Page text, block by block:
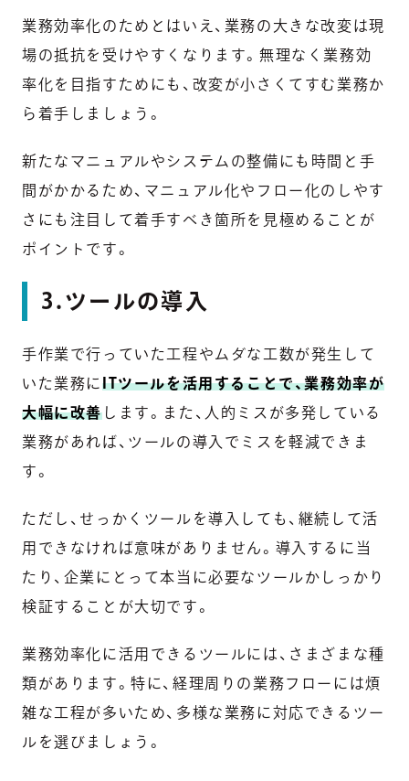
業務効率化のためとはいえ、業務の大きな改変は現
場の抵抗を受けやすくなります。無理なく業務効
率化を目指すためにも、改変が小さくてすむ業務か
ら着手しましょう。
新たなマニュアルやシステムの整備にも時間と手
間がかかるため、マニュアル化やフロー化のしやす
さにも注目して着手すべき箇所を見極めることが
ポイントです。
3.ツールの導入
手作業で行っていた工程やムダな工数が発生して
いた業務にITツールを活用することで、業務効率が
大幅に改善 します。また、人的ミスが多発している
業務があれば、ツールの導入でミスを軽減できま
す。
ただし、せっかくツールを導入しても、継続して活
用できなければ意味がありません。導入するに当
たり、企業にとって本当に必要なツールかしっかり
検証することが大切です。
業務効率化に活用できるツールには、さまざまな種
類があります。特に、経理周りの業務フローには煩
雑な工程が多いため、多様な業務に対応できるツー
ルを選びましょう。